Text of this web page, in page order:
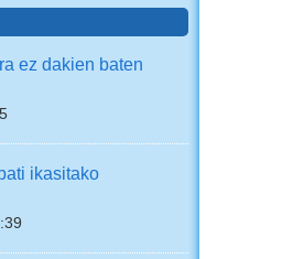
ez dakien baten
ikasitako